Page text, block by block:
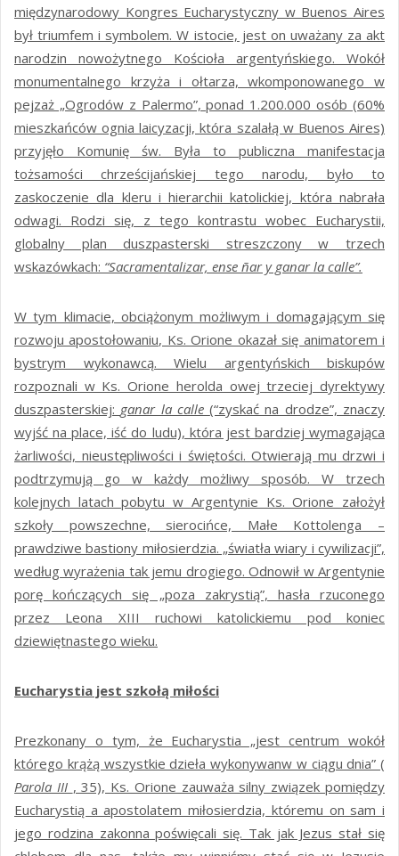
międzynarodowy Kongres Eucharystyczny w Buenos Aires
był triumfem i symbolem. W istocie, jest on uważany za akt
narodzin nowożytnego Kościoła argentyńskiego. Wokół
monumentalnego krzyża i ołtarza, wkomponowanego w
pejzaż „Ogrodów z Palermo”, ponad 1.200.000 osób (60%
mieszkańców ognia laicyzacji, która szalałą w Buenos Aires)
przyjęło Komunię św. Była to publiczna manifestacja
tożsamości chrześcijańskiej tego narodu, było to
zaskoczenie dla kleru i hierarchii katolickiej, która nabrała
odwagi. Rodzi się, z tego kontrastu wobec Eucharystii,
globalny plan duszpasterski streszczony w trzech
wskazówkach: “Sacramentalizar, ense ñar y ganar la calle”.
W tym klimacie, obciążonym możliwym i domagającym się
rozwoju apostołowaniu, Ks. Orione okazał się animatorem i
bystrym wykonawcą. Wielu argentyńskich biskupów
rozpoznali w Ks. Orione herolda owej trzeciej dyrektywy
duszpasterskiej: ganar la calle(“zyskać na drodze”, znaczy
wyjść na place, iść do ludu), która jest bardziej wymagająca
żarliwości, nieustępliwości i świętości. Otwierają mu drzwi i
podtrzymują go w każdy możliwy sposób. W trzech
kolejnych latach pobytu w Argentynie Ks. Orione założył
szkoły powszechne, sierocińce, Małe Kottolenga –
prawdziwe bastiony miłosierdzia. „światła wiary i cywilizacji”,
według wyrażenia tak jemu drogiego. Odnowił w Argentynie
porę kończących się „poza zakrystią”, hasła rzuconego
przez Leona XIII ruchowi katolickiemu pod koniec
dziewiętnastego wieku.
Eucharystia jest szkołą miłości
Prezkonany o tym, że Eucharystia „jest centrum wokół
którego krążą wszystkie dzieła wykonywanw w ciągu dnia” (
Parola III , 35), Ks. Orione zauważa silny związek pomiędzy
Eucharystią a apostolatem miłosierdzia, któremu on sam i
jego rodzina zakonna poświęcali się. Tak jak Jezus stał się